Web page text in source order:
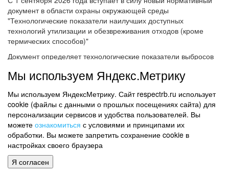
документ в области охраны окружающей среды
"Технологические показатели наилучших доступных
технологий утилизации и обезвреживания отходов (кроме
термических способов)"
Документ определяет технологические показатели выбросов
соответствующие наилучшим доступным технологиям.
Аналогичный Приказ Минприроды России от 08.09.2023 N 579
утратит силу.
Настоящий приказ действует в течение шести лет.
ЗДРАВООХРАНЕНИЕ
Мы используем Яндекс.Метрику
Мы используем ЯндексМетрику. Сайт respectrb.ru использует
cookie (файлы с данными о прошлых посещениях сайта) для
персонализации сервисов и удобства пользователей. Вы
можете ознакомиться с условиями и принципами их
обработки. Вы можете запретить сохранение cookie в
настройках своего браузера
Я согласен